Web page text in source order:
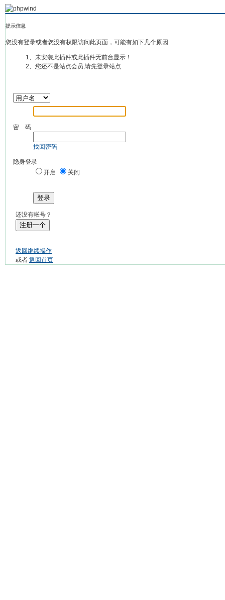
提示信息
您没有登录或者您没有权限访问此页面，可能有如下几个原因
1、未安装此插件或此插件无前台显示！
2、您还不是站点会员,请先登录站点
密 码
找回密码
隐身登录
开启
关闭
登录
还没有帐号？
注册一个
返回继续操作
或者 返回首页